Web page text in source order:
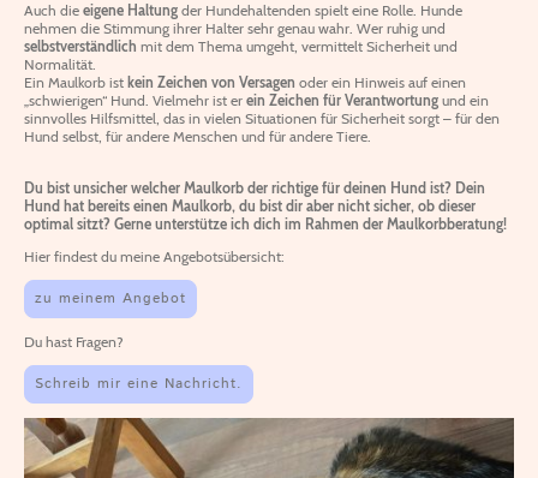
Auch die eigene Haltung der Hundehaltenden spielt eine Rolle. Hunde
nehmen die Stimmung ihrer Halter sehr genau wahr. Wer ruhig und
selbstverständlich mit dem Thema umgeht, vermittelt Sicherheit und
Normalität.
Ein Maulkorb ist kein Zeichen von Versagen oder ein Hinweis auf einen
„schwierigen“ Hund. Vielmehr ist er ein Zeichen für Verantwortung und ein
sinnvolles Hilfsmittel, das in vielen Situationen für Sicherheit sorgt – für den
Hund selbst, für andere Menschen und für andere Tiere.
Du bist unsicher welcher Maulkorb der richtige für deinen Hund ist? Dein
Hund hat bereits einen Maulkorb, du bist dir aber nicht sicher, ob dieser
optimal sitzt? Gerne unterstütze ich dich im Rahmen der Maulkorbberatung!
Hier findest du meine Angebotsübersicht:
zu meinem Angebot
Du hast Fragen?
Schreib mir eine Nachricht.